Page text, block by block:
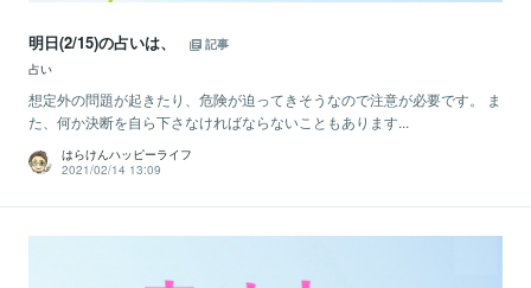
明日(2/15)の占いは、
記事
占い
想定外の問題が起きたり、危険が迫ってきそうなので注意が必要です。 ま
た、何か決断を自ら下さなければならないこともあります...
はらけんハッピーライフ
2021/02/14 13:09